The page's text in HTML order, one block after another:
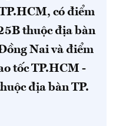
có điểm
thuộc địa bàn
Nai và điểm
tốc TP.HCM -
địa bàn TP.